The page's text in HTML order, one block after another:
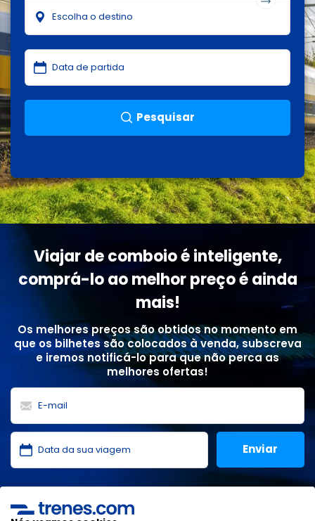
Pesquisar
Viajar de comboio é inteligente,
comprá-lo ao melhor preço é ainda
mais!
Os melhores preços são obtidos no momento em
que os bilhetes são colocados à venda, subscreva
e iremos notificá-lo para que não perca as
melhores ofertas!
dados, condições gerais